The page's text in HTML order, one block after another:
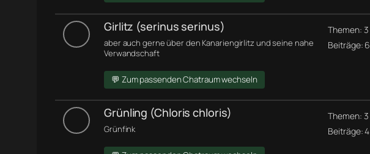
Girlitz (serinus serinus)
aber auch gerne über den Kanariengirlitz und seine nahe
Verwandschaft
💬 Zum passenden Chatraum wechseln
Themen: 3
Beiträge: 6
Grünling (Chloris chloris)
Grünfink
Themen: 3
Beiträge: 4